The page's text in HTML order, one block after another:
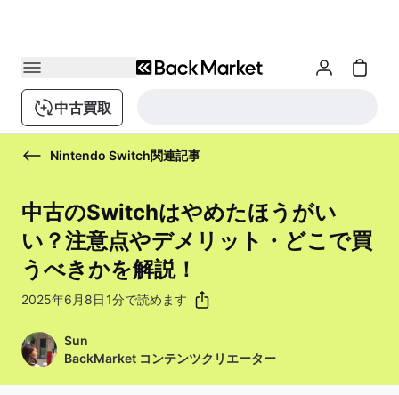
中古買取
Nintendo Switch関連記事
中古のSwitchはやめたほうがい
い？注意点やデメリット・どこで買
うべきかを解説！
2025年6月8日 1分で読めます
Sun
BackMarket コンテンツクリエーター